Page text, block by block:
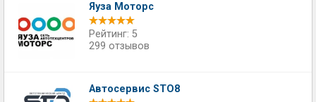
Яуза Моторс
Рейтинг: 5
299 отзывов
Автосервис STO8